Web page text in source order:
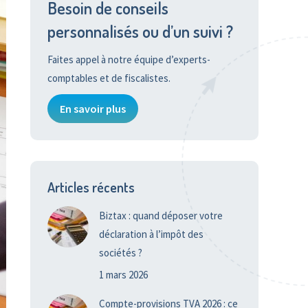
Besoin de conseils
personnalisés ou d’un suivi ?
Faites appel à notre équipe d’experts-
comptables et de fiscalistes.
En savoir plus
Articles récents
Biztax : quand déposer votre
déclaration à l’impôt des
sociétés ?
1 mars 2026
Compte-provisions TVA 2026 : ce